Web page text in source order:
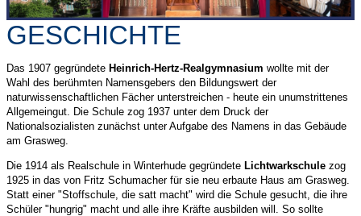
GESCHICHTE
Das 1907 gegründete Heinrich-Hertz-Realgymnasium wollte mit der
Wahl des berühmten Namensgebers den Bildungswert der
naturwissenschaftlichen Fächer unterstreichen - heute ein unumstrittenes
Allgemeingut. Die Schule zog 1937 unter dem Druck der
Nationalsozialisten zunächst unter Aufgabe des Namens in das Gebäude
am Grasweg.
Die 1914 als Realschule in Winterhude gegründete Lichtwarkschule zog
1925 in das von Fritz Schumacher für sie neu erbaute Haus am Grasweg.
Statt einer "Stoffschule, die satt macht" wird die Schule gesucht, die ihre
Schüler "hungrig" macht und alle ihre Kräfte ausbilden will. So sollte